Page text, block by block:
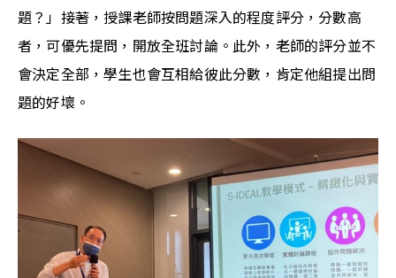
題？」接著，授課老師按問題深入的程度評分，分數高
者，可優先提問，開放全班討論。此外，老師的評分並不
會決定全部，學生也會互相給彼此分數，肯定他組提出問
題的好壞。